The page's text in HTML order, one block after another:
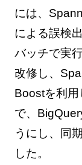
には、
による誤検
バッチで実
改修し、
Boostを利
で、
うにし、同
した。